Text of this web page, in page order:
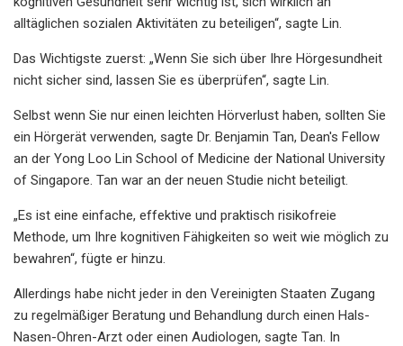
alltäglichen sozialen Aktivitäten zu beteiligen“, sagte Lin.
Das Wichtigste zuerst: „Wenn Sie sich über Ihre Hörgesundheit
nicht sicher sind, lassen Sie es überprüfen“, sagte Lin.
Selbst wenn Sie nur einen leichten Hörverlust haben, sollten Sie
ein Hörgerät verwenden, sagte Dr. Benjamin Tan, Dean's Fellow
an der Yong Loo Lin School of Medicine der National University
of Singapore. Tan war an der neuen Studie nicht beteiligt.
„Es ist eine einfache, effektive und praktisch risikofreie
Methode, um Ihre kognitiven Fähigkeiten so weit wie möglich zu
bewahren“, fügte er hinzu.
Allerdings habe nicht jeder in den Vereinigten Staaten Zugang
zu regelmäßiger Beratung und Behandlung durch einen Hals-
Nasen-Ohren-Arzt oder einen Audiologen, sagte Tan. In